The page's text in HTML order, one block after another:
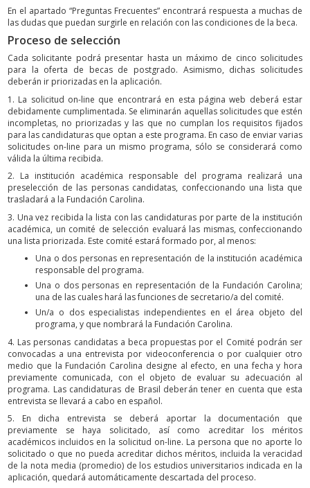
En el apartado “Preguntas Frecuentes” encontrará respuesta a muchas de
las dudas que puedan surgirle en relación con las condiciones de la beca.
Proceso de selección
Cada solicitante podrá presentar hasta un máximo de cinco solicitudes
para la oferta de becas de postgrado. Asimismo, dichas solicitudes
deberán ir priorizadas en la aplicación.
1. La solicitud on-line que encontrará en esta página web deberá estar
debidamente cumplimentada. Se eliminarán aquellas solicitudes que estén
incompletas, no priorizadas y las que no cumplan los requisitos fijados
para las candidaturas que optan a este programa. En caso de enviar varias
solicitudes on-line para un mismo programa, sólo se considerará como
válida la última recibida.
2. La institución académica responsable del programa realizará una
preselección de las personas candidatas, confeccionando una lista que
trasladará a la Fundación Carolina.
3. Una vez recibida la lista con las candidaturas por parte de la institución
académica, un comité de selección evaluará las mismas, confeccionando
una lista priorizada. Este comité estará formado por, al menos:
Una o dos personas en representación de la institución académica
responsable del programa.
Una o dos personas en representación de la Fundación Carolina;
una de las cuales hará las funciones de secretario/a del comité.
Un/a o dos especialistas independientes en el área objeto del
programa, y que nombrará la Fundación Carolina.
4. Las personas candidatas a beca propuestas por el Comité podrán ser
convocadas a una entrevista por videoconferencia o por cualquier otro
medio que la Fundación Carolina designe al efecto, en una fecha y hora
previamente comunicada, con el objeto de evaluar su adecuación al
programa. Las candidaturas de Brasil deberán tener en cuenta que esta
entrevista se llevará a cabo en español.
5. En dicha entrevista se deberá aportar la documentación que
previamente se haya solicitado, así como acreditar los méritos
académicos incluidos en la solicitud on-line. La persona que no aporte lo
solicitado o que no pueda acreditar dichos méritos, incluida la veracidad
de la nota media (promedio) de los estudios universitarios indicada en la
aplicación, quedará automáticamente descartada del proceso.